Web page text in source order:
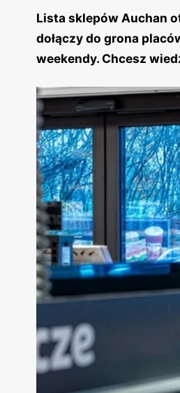
Lista sklepów Auchan
dołączy do grona
weekendy. Chcesz